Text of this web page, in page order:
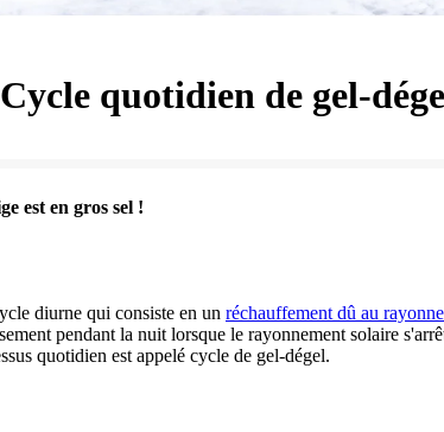
quotidien de gel-
est en gros sel !
diurne qui consiste en un réchauffement dû au
pendant la nuit lorsque le rayonnement solaire
quotidien est appelé cycle de gel-dégel.